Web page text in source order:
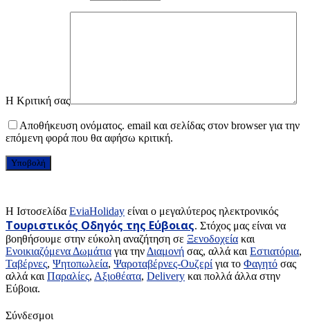
Η Κριτική σας
Αποθήκευση ονόματος. email και σελίδας στον browser για την
επόμενη φορά που θα αφήσω κριτική.
H Ιστοσελίδα EviaHoliday είναι ο μεγαλύτερος ηλεκτρονικός
Τουριστικός Οδηγός της Εύβοιας. Στόχος μας είναι να
βοηθήσουμε στην εύκολη αναζήτηση σε Ξενοδοχεία και
Ενοικιαζόμενα Δωμάτια για την Διαμονή σας, αλλά και Εστιατόρια,
Ταβέρνες, Ψητοπωλεία, Ψαροταβέρνες-Ουζερί για το Φαγητό σας
αλλά και Παραλίες, Αξιοθέατα, Delivery και πολλά άλλα στην
Εύβοια.
Σύνδεσμοι